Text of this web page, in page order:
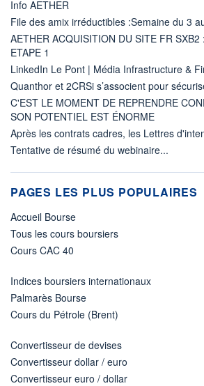
Info AETHER
File des amix irréductibles :Semaine du 3
AETHER ACQUISITION DU SITE FR
ETAPE 1
LinkedIn Le Pont | Média Infrastructure &
Quanthor et 2CRSi s’associent pour
C'EST LE MOMENT DE REPRENDRE
SON POTENTIEL EST ÉNORME
Après les contrats cadres, les Lettres
Tentative de résumé du webinaire...
PAGES LES PLUS POPULAIRES
Accueil Bourse
Tous les cours boursiers
Cours CAC 40
Indices boursiers internationaux
Palmarès Bourse
Cours du Pétrole (Brent)
Convertisseur de devises
Convertisseur dollar / euro
Convertisseur euro / dollar